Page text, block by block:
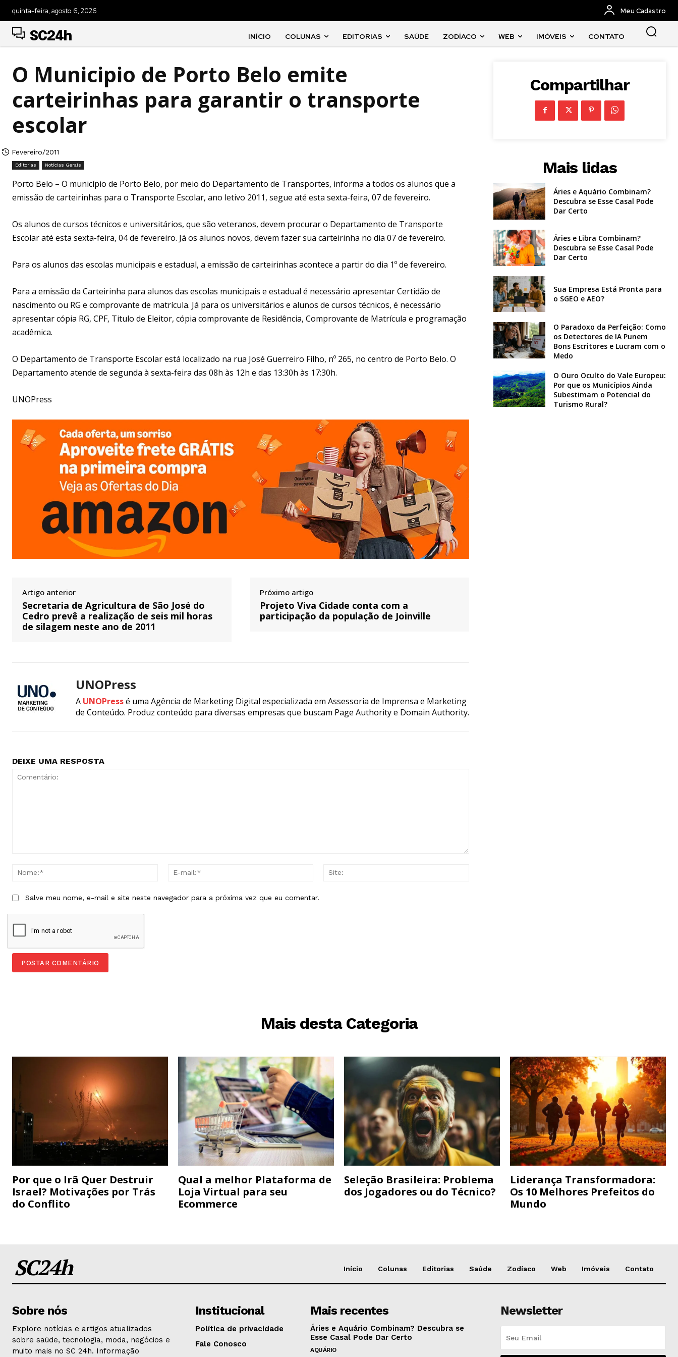
quinta-feira, agosto 6, 2026 Meu Cadastro
SC24h INÍCIO COLUNAS EDITORIAS SAÚDE ZODÍACO WEB IMÓVEIS CONTATO
O Municipio de Porto Belo emite
carteirinhas para garantir o transporte
escolar
Fevereiro/2011
Editorias Notícias Gerais
Porto Belo – O município de Porto Belo, por meio do Departamento de Transportes, informa a todos os alunos que a
emissão de carteirinhas para o Transporte Escolar, ano letivo 2011, segue até esta sexta-feira, 07 de fevereiro.
Os alunos de cursos técnicos e universitários, que são veteranos, devem procurar o Departamento de Transporte
Escolar até esta sexta-feira, 04 de fevereiro. Já os alunos novos, devem fazer sua carteirinha no dia 07 de fevereiro.
Para os alunos das escolas municipais e estadual, a emissão de carteirinhas acontece a partir do dia 1º de fevereiro.
Para a emissão da Carteirinha para alunos das escolas municipais e estadual é necessário apresentar Certidão de
nascimento ou RG e comprovante de matrícula. Já para os universitários e alunos de cursos técnicos, é necessário
apresentar cópia RG, CPF, Titulo de Eleitor, cópia comprovante de Residência, Comprovante de Matrícula e programação
acadêmica.
O Departamento de Transporte Escolar está localizado na rua José Guerreiro Filho, nº 265, no centro de Porto Belo. O
Departamento atende de segunda à sexta-feira das 08h às 12h e das 13:30h às 17:30h.
UNOPress
Artigo anterior
Secretaria de Agricultura de São José do
Cedro prevê a realização de seis mil horas
de silagem neste ano de 2011
Próximo artigo
Projeto Viva Cidade conta com a
participação da população de Joinville
UNOPress
A UNOPressé uma Agência de Marketing Digital especializada em Assessoria de Imprensa e Marketing
de Conteúdo. Produz conteúdo para diversas empresas que buscam Page Authority e Domain Authority.
DEIXE UMA RESPOSTA
Nome:*
Salve meu nome, e-mail e site neste navegador para a próxima vez que eu comentar.
Compartilhar
Mais lidas
Áries e Aquário Combinam?
Descubra se Esse Casal Pode
Dar Certo
Áries e Libra Combinam?
Descubra se Esse Casal Pode
Dar Certo
Sua Empresa Está Pronta para
o SGEO e AEO?
O Paradoxo da Perfeição: Como
os Detectores de IA Punem
Bons Escritores e Lucram com o
Medo
O Ouro Oculto do Vale Europeu:
Por que os Municípios Ainda
Subestimam o Potencial do
Turismo Rural?
Mais desta Categoria
Por que o Irã Quer Destruir
Israel? Motivações por Trás
do Conflito
Qual a melhor Plataforma de
Loja Virtual para seu
Ecommerce
Seleção Brasileira: Problema
dos Jogadores ou do Técnico?
Liderança Transformadora:
Os 10 Melhores Prefeitos do
Mundo
SC24h Início Colunas Editorias Saúde Zodíaco Web Imóveis Contato
Sobre nós
Explore notícias e artigos atualizados
sobre saúde, tecnologia, moda, negócios e
muito mais no SC 24h. Informação
Institucional
Política de privacidade
Fale Conosco
Mais recentes
Áries e Aquário Combinam? Descubra se
Esse Casal Pode Dar Certo
AQUÁRIO
Newsletter